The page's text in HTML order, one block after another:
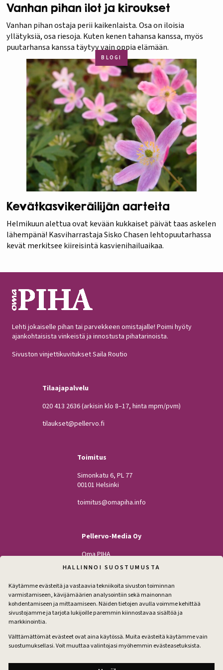
HALLINNOI SUOSTUMUSTA
Käytämme evästeitä ja vastaavia tekniikoita sivuston toiminnan
varmistamiseen, kävijämäärien analysointiin sekä mainonnan
kohdentamiseen ja mittaamiseen. Näiden tietojen avulla voimme kehittää
sivustojamme ja tarjota lukijoille paremmin kiinnostavaa sisältöä ja
markkinointia.
Välttämättömät evästeet ovat aina käytössä. Muita evästeitä käytämme vain
suostumuksellasi. Voit muuttaa valintojasi myöhemmin evästeasetuksista.
Vanhan pihan ilot ja kiroukset
Vanhan pihan ostaja perii kaikenlaista. Osa on iloisia
yllätyksiä, osa riesoja. Kuten kenen tahansa kanssa, myös
puutarhansa kanssa täytyy vain oppia elämään.
BLOGI
Kevätkasvikeräilijän aarteita
Helmikuun alettua ovat kevään kukkaiset päivät taas askelen
lähempänä! Kasviharrastaja Sisko Chasen lehtopuutarhassa
kevät merkitsee kiireisintä kasvienihailuaikaa.
Lehti jokaiselle pihan tai parvekkeen omistajalle! Poimi hyöty
ajankohtaisista vinkeistä ja innostusta pihatarinoista.
Sivuston vinjettikuvitukset Saila Routio
Tilaajapalvelu
020 413 2636(arkisin klo 8–17, hinta mpm/pvm)
tilaukset@pellervo.fi
Toimitus
Simonkatu 6, PL 77
00101 Helsinki
toimitus@omapiha.info
Pellervo-Media Oy
Oma PIHA
Kodin Pellervo
Maatilan Pellervo
Facebook
Instagram